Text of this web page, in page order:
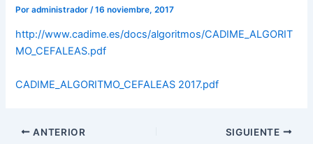
Poradministrador /16 noviembre, 2017
http://www.cadime.es/docs/algoritmos/CADIME_ALGORIT
MO_CEFALEAS.pdf
CADIME_ALGORITMO_CEFALEAS 2017.pdf
ANTERIOR SIGUIENTE